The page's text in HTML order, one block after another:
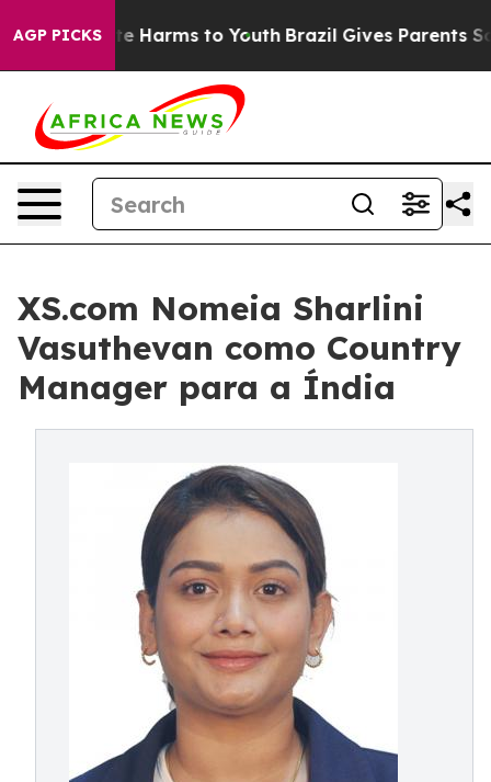
AGP PICKS
to Abate Harms to Youth Brazil Gives Parents
XS.com Nomeia Sharlini
Vasuthevan como Country
Manager para a Índia